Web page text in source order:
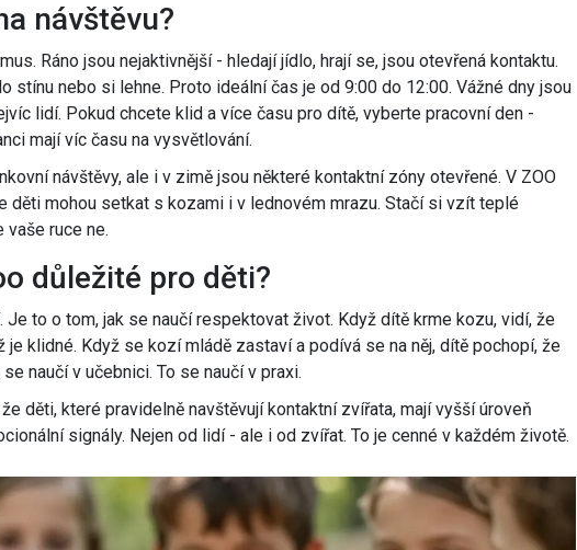
návštěvu?
Ráno jsou nejaktivnější - hledají jídlo, hrají se, jsou otevřená kontaktu.
stínu nebo si lehne. Proto ideální čas je od 9:00 do 12:00. Vážné dny jsou
lidí. Pokud chcete klid a více času pro dítě, vyberte pracovní den -
mají víc času na vysvětlování.
návštěvy, ale i v zimě jsou některé kontaktní zóny otevřené. V ZOO
děti mohou setkat s kozami i v lednovém mrazu. Stačí si vzít teplé
vaše ruce ne.
důležité pro děti?
Je to o tom, jak se naučí respektovat život. Když dítě krme kozu, vidí, že
je klidné. Když se kozí mládě zastaví a podívá se na něj, dítě pochopí, že
naučí v učebnici. To se naučí v praxi.
děti, které pravidelně navštěvují kontaktní zvířata, mají vyšší úroveň
signály. Nejen od lidí - ale i od zvířat. To je cenné v každém životě.